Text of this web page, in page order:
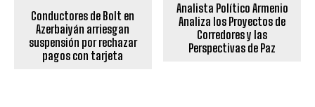
Conductores de Bolt en
Azerbaiyán arriesgan
suspensión por rechazar
pagos con tarjeta
Analista Político Armenio
Analiza los Proyectos de
Corredores y las
Perspectivas de Paz